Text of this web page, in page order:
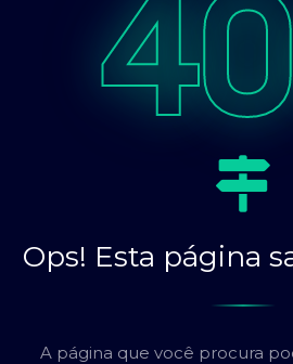
Ops! Esta página
A página que você procura